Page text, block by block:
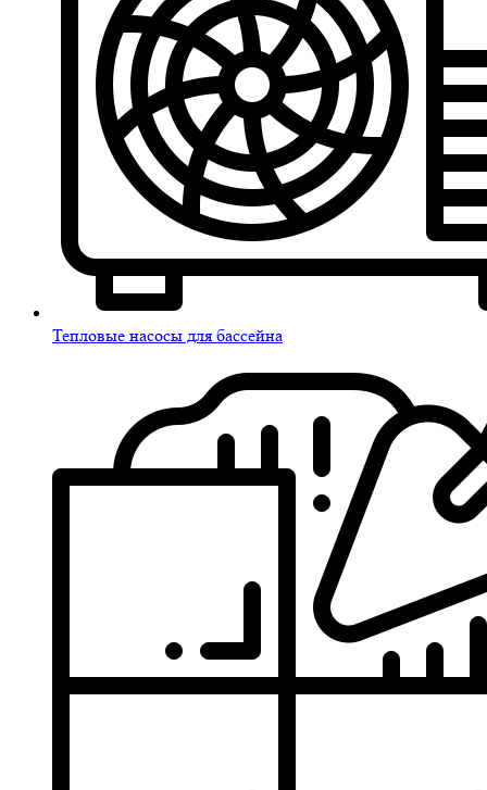
Тепловые насосы для бассейна